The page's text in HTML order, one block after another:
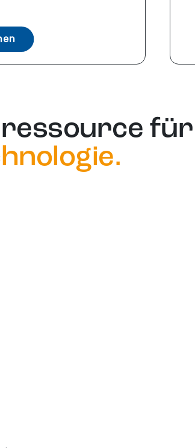
für